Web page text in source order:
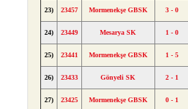
23) 23457 Mormenekşe GBSK 3 - 0
24) 23449 Mesarya SK 1 - 0
25) 23441 Mormenekşe GBSK 1 - 5
26) 23433 Gönyeli SK 2 - 1
27) 23425 Mormenekşe GBSK 0 - 1